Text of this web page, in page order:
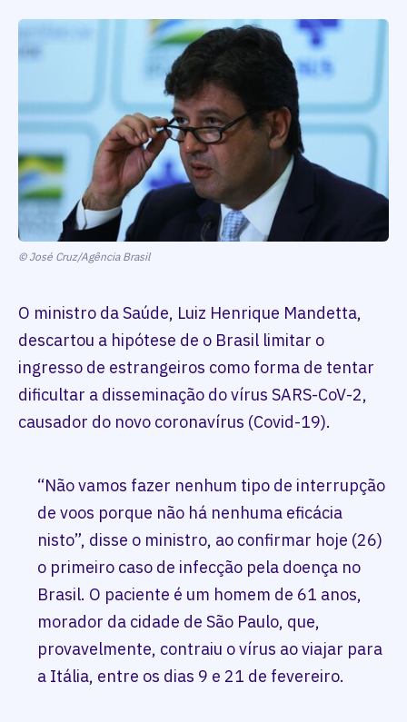
© José Cruz/Agência Brasil
O ministro da Saúde, Luiz Henrique Mandetta,
descartou a hipótese de o Brasil limitar o
ingresso de estrangeiros como forma de tentar
dificultar a disseminação do vírus SARS-CoV-2,
causador do novo coronavírus (Covid-19).
“Não vamos fazer nenhum tipo de interrupção
de voos porque não há nenhuma eficácia
nisto”, disse o ministro, ao confirmar hoje (26)
o primeiro caso de infecção pela doença no
Brasil. O paciente é um homem de 61 anos,
morador da cidade de São Paulo, que,
provavelmente, contraiu o vírus ao viajar para
a Itália, entre os dias 9 e 21 de fevereiro.